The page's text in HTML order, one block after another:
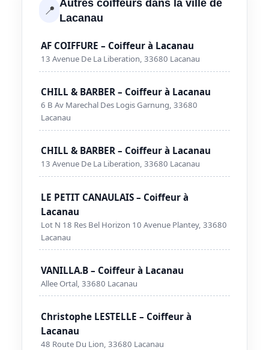
📍 Autres coiffeurs dans la ville de
Lacanau
AF COIFFURE – Coiffeur à Lacanau
13 Avenue De La Liberation, 33680 Lacanau
CHILL & BARBER – Coiffeur à Lacanau
6 B Av Marechal Des Logis Garnung, 33680
Lacanau
CHILL & BARBER – Coiffeur à Lacanau
13 Avenue De La Liberation, 33680 Lacanau
LE PETIT CANAULAIS – Coiffeur à
Lacanau
Lot N 18 Res Bel Horizon 10 Avenue Plantey, 33680
Lacanau
VANILLA.B – Coiffeur à Lacanau
Allee Ortal, 33680 Lacanau
Christophe LESTELLE – Coiffeur à
Lacanau
48 Route Du Lion, 33680 Lacanau